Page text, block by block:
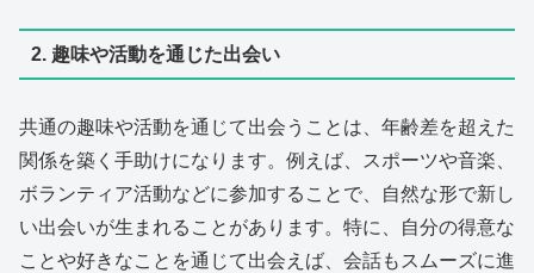
2. 趣味や活動を通じた出会い
共通の趣味や活動を通じて出会うことは、年齢差を超えた
関係を築く手助けになります。例えば、スポーツや音楽、
ボランティア活動などに参加することで、自然な形で新し
い出会いが生まれることがあります。特に、自分の得意な
ことや好きなことを通じて出会えば、会話もスムーズに進